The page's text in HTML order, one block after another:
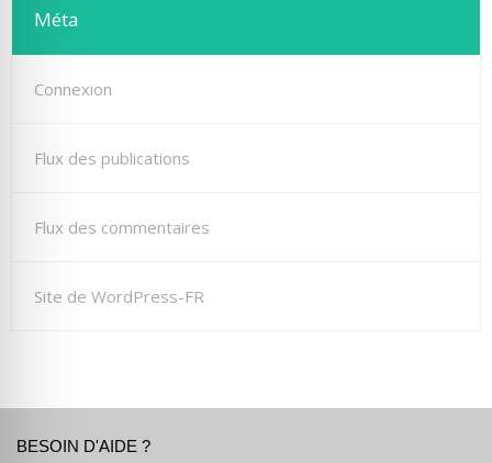
Méta
Connexion
Flux des publications
Flux des commentaires
Site de WordPress-FR
BESOIN D'AIDE ?